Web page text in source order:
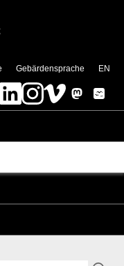
-
Gebärdensprache EN
LinkedInInstagram
Vimeo MastodonBluesky